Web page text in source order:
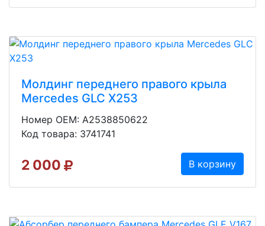
Молдинг переднего правого крыла
Mercedes GLC X253
Номер OEM: A2538850622
Код товара: 3741741
2 000 В корзину